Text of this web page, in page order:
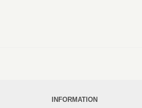
INFORMATION